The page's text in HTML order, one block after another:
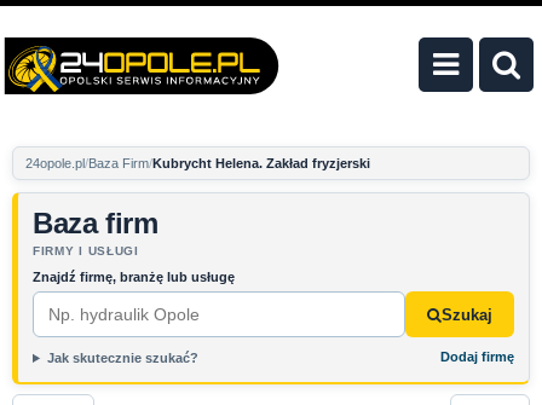
24opole.pl Baza Firm Kubrycht Helena. Zakład fryzjerski
Baza firm
FIRMY I USŁUGI
Znajdź firmę, branżę lub usługę
Szukaj
Jak skutecznie szukać? Dodaj firmę